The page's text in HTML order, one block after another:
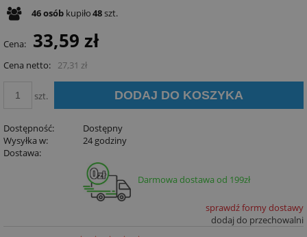
46osób kupiło48szt.
Cena: 33,59 zł
Cena netto: 27,31 zł
szt. DODAJ DO KOSZYKA
Dostępność:
Dostępny
Wysyłka w:
24 godziny
Dostawa:
Darmowa dostawa od 199zł
sprawdź formy dostawy
dodaj do przechowalni